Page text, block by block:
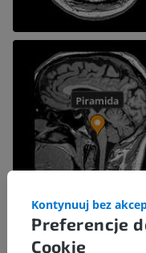
Preferencje
Cookie
Kontynuuj bez